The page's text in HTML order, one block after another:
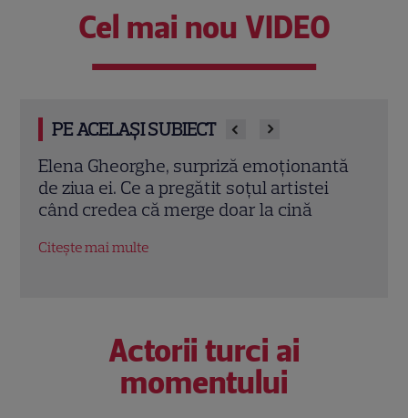
Cel mai nou VIDEO
PE ACELAȘI SUBIECT
Gabriela Oțil a publicat imagini de la
nuntă, la aniversarea căsătoriei cu Dani
Oțil: „Fără grija lui «ce o să zică lumea»”
Citește mai multe
Actorii turci ai
momentului